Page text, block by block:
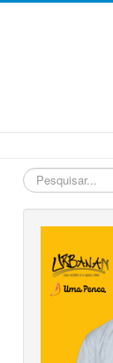
Pesquisa
Interna